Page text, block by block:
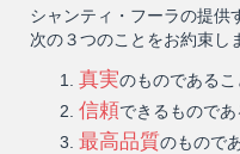
シャンティ・フーラの提供
次の３つのことをお約束し
真実のものであるこ
信頼できるものであ
最高品質のもので